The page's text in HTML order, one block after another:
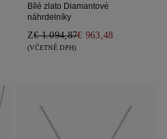
Bílé zlato Diamantové
náhrdelníky
Z€ 1.094,87€ 963,48
(VČETNĚ DPH)